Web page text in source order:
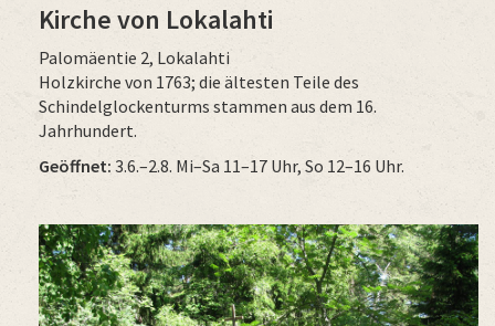
Kirche von Lokalahti
Palomäentie 2, Lokalahti
Holzkirche von 1763; die ältesten Teile des
Schindelglockenturms stammen aus dem 16.
Jahrhundert.
Geöffnet: 3.6.–2.8. Mi–Sa 11–17 Uhr, So 12–16 Uhr.